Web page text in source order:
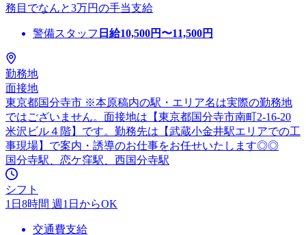
務目でなんと3万円の手当支給
警備スタッフ 日給10,500円〜11,500円
勤務地
面接地
東京都国分寺市 ※本原稿内の駅・エリア名は実際の勤務地
ではございません。面接地は【東京都国分寺市南町2-16-20
米沢ビル４階】です。勤務先は【武蔵小金井駅エリアでの工
事現場】で案内・誘導のお仕事をお任せいたします◎◎
国分寺駅、恋ケ窪駅、西国分寺駅
シフト
1日8時間 週1日からOK
交通費支給